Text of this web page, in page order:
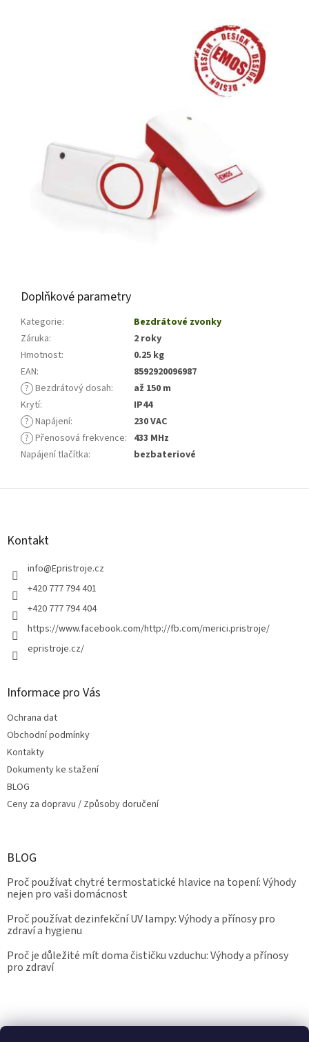
Doplňkové parametry
Kategorie:
Bezdrátové zvonky
Záruka:
2 roky
Hmotnost:
0.25 kg
EAN:
8592920096987
? Bezdrátový dosah:
až 150 m
Krytí:
IP44
? Napájení:
230 VAC
? Přenosová frekvence: 433 MHz
Napájení tlačítka: bezbateriové
Z
Kontakt
info@Epristroje.cz
+420 777 794 401
+420 777 794 404
https://www.facebook.com/http://fb.com/merici.pristroje/
epristroje.cz/
Informace pro Vás
Ochrana dat
Obchodní podmínky
Kontakty
Dokumenty ke stažení
BLOG
Ceny za dopravu / Způsoby doručení
BLOG
Proč používat chytré termostatické hlavice na topení: Výhody
nejen pro vaši domácnost
Proč používat dezinfekční UV lampy: Výhody a přínosy pro
zdraví a hygienu
Proč je důležité mít doma čističku vzduchu: Výhody a přínosy
pro zdraví